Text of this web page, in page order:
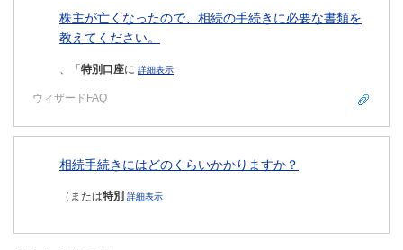
株主が亡くなったので、相続の手続きに必要な書類を
教えてください。
、「 特別口座に 詳細表示
ウィザードFAQ
相続手続きにはどのくらいかかりますか？
（または特別 詳細表示